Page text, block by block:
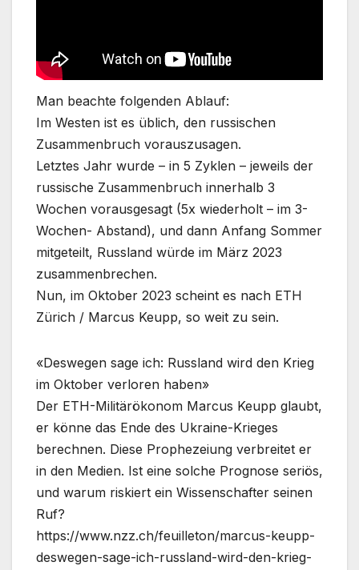
Man beachte folgenden Ablauf:
Im Westen ist es üblich, den russischen
Zusammenbruch vorauszusagen.
Letztes Jahr wurde – in 5 Zyklen – jeweils der
russische Zusammenbruch innerhalb 3
Wochen vorausgesagt (5x wiederholt – im 3-
Wochen- Abstand), und dann Anfang Sommer
mitgeteilt, Russland würde im März 2023
zusammenbrechen.
Nun, im Oktober 2023 scheint es nach ETH
Zürich / Marcus Keupp, so weit zu sein.
«Deswegen sage ich: Russland wird den Krieg
im Oktober verloren haben»
Der ETH-Militärökonom Marcus Keupp glaubt,
er könne das Ende des Ukraine-Krieges
berechnen. Diese Prophezeiung verbreitet er
in den Medien. Ist eine solche Prognose seriös,
und warum riskiert ein Wissenschafter seinen
Ruf?
https://www.nzz.ch/feuilleton/marcus-keupp-
deswegen-sage-ich-russland-wird-den-krieg-